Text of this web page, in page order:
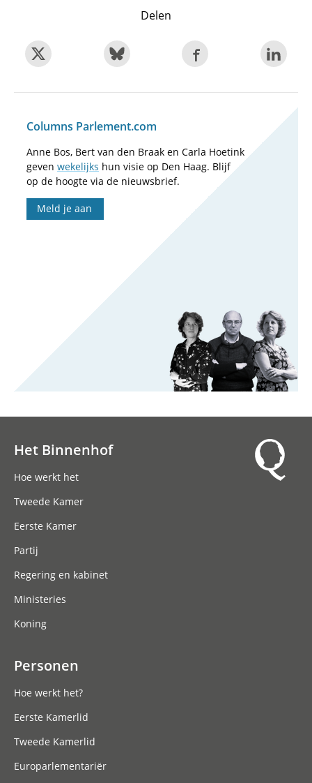
Delen
Columns Parlement.com
Anne Bos, Bert van den Braak en Carla Hoetink
geven wekelijks hun visie op Den Haag. Blijf
op de hoogte via de nieuwsbrief.
Meld je aan
Het Binnenhof
Hoe werkt het
Tweede Kamer
Eerste Kamer
Partij
Regering en kabinet
Ministeries
Koning
Personen
Hoe werkt het?
Eerste Kamerlid
Tweede Kamerlid
Europarlementariër